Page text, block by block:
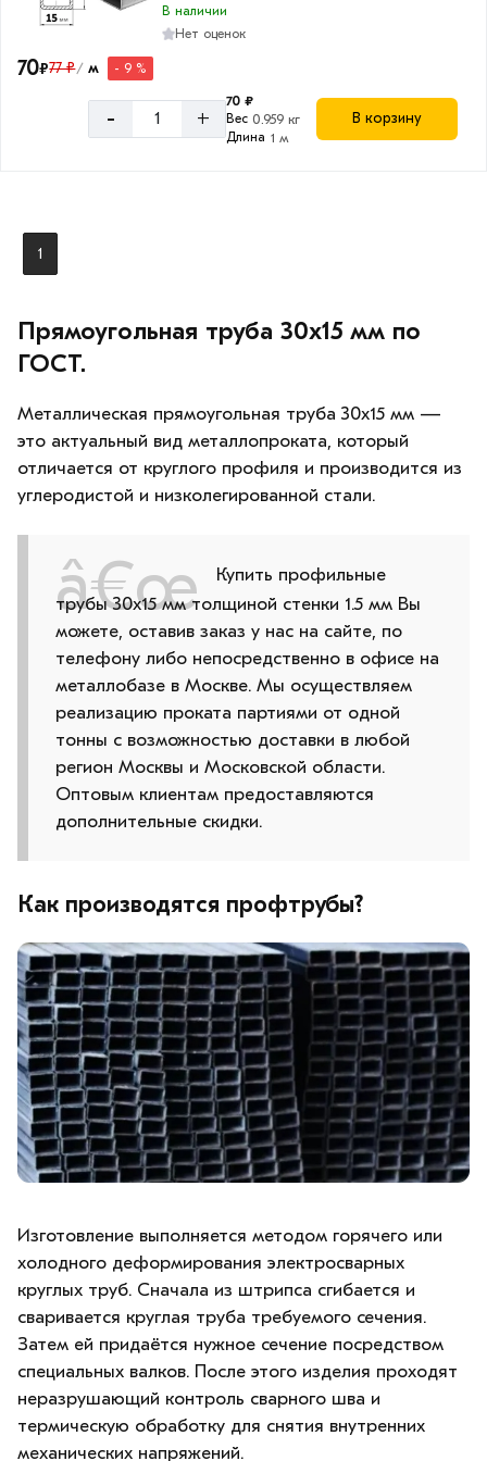
ПрямоугольноеВ наличии
Нет оценок
70₽77 ₽/ м - 9 %
- +
70 ₽
Вес 0.959 кг
Длина 1 м
В корзину
1
Прямоугольная труба 30х15 мм по
ГОСТ.
Металлическая прямоугольная труба 30х15 мм —
это актуальный вид металлопроката, который
отличается от круглого профиля и производится из
углеродистой и низколегированной стали.
Купить профильные
трубы 30х15 мм толщиной стенки 1.5 мм Вы
можете, оставив заказ у нас на сайте, по
телефону либо непосредственно в офисе на
металлобазе в Москве. Мы осуществляем
реализацию проката партиями от одной
тонны с возможностью доставки в любой
регион Москвы и Московской области.
Оптовым клиентам предоставляются
дополнительные скидки.
Как производятся профтрубы?
Изготовление выполняется методом горячего или
холодного деформирования электросварных
круглых труб. Сначала из штрипса сгибается и
сваривается круглая труба требуемого сечения.
Затем ей придаётся нужное сечение посредством
специальных валков. После этого изделия проходят
неразрушающий контроль сварного шва и
термическую обработку для снятия внутренних
механических напряжений.